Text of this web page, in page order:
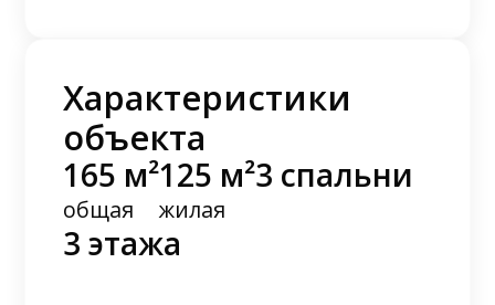
Характеристики
объекта
165 м²
общая
125 м²
жилая
3 спальни
3 этажа